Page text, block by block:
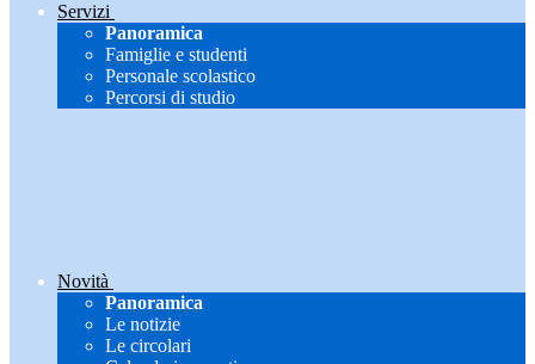
Servizi
Panoramica
Famiglie e studenti
Personale scolastico
Percorsi di studio
Novità
Panoramica
Le notizie
Le circolari